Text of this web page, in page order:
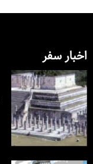
اخبار سفر